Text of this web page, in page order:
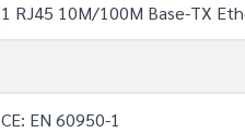
1 RJ45 10M/100M Base-TX
CE: EN 60950-1